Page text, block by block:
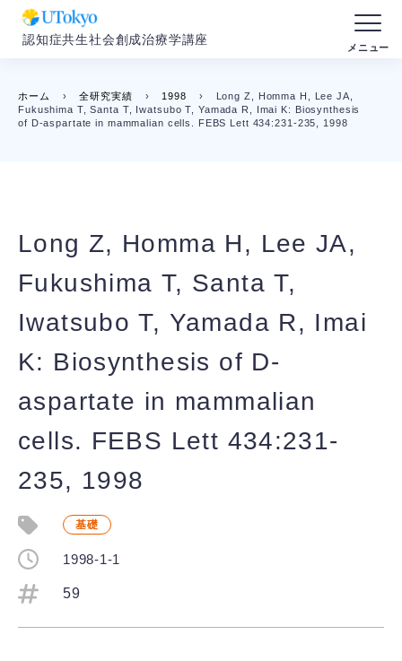
認知症共生社会創成治療学講座
ホーム › 全研究実績 › 1998 ›
Long Z, Homma H, Lee JA,
Fukushima T, Santa T, Iwatsubo T, Yamada R, Imai K: Biosynthesis
of D-aspartate in mammalian cells. FEBS Lett 434:231-235, 1998
Long Z, Homma H, Lee JA,
Fukushima T, Santa T,
Iwatsubo T, Yamada R, Imai
K: Biosynthesis of D-
aspartate in mammalian
cells. FEBS Lett 434:231-
235, 1998
基礎
1998-1-1
59